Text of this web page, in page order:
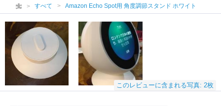
すべて Amazon Echo Spot用 角度調節スタンド ホワイト
このレビューに含まれる写真: 2枚